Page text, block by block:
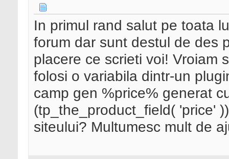
In primul rand salut pe toata
forum dar sunt destul de des
placere ce scrieti voi! Vroiam
folosi o variabila dintr-un
camp gen %price% generat
(tp_the_product_field( 'price'
siteului? Multumesc mult de